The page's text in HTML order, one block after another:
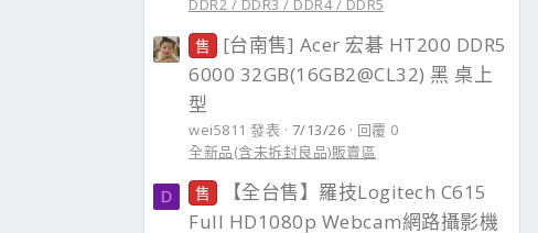
DDR2 / DDR3 / DDR4 / DDR5
售
[台南售] Acer 宏碁 HT200 DDR5
6000 32GB(16GB2@CL32) 黑 桌上
型
wei5811 發表 7/13/26
回覆 0
全新品(含未拆封良品)販賣區
D 售
【全台售】羅技Logitech C615
Full HD1080p Webcam網路攝影機